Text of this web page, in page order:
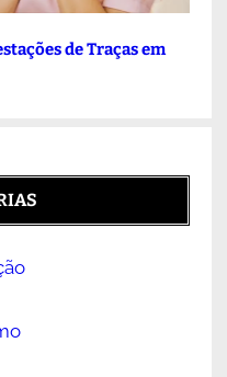
de Traças em